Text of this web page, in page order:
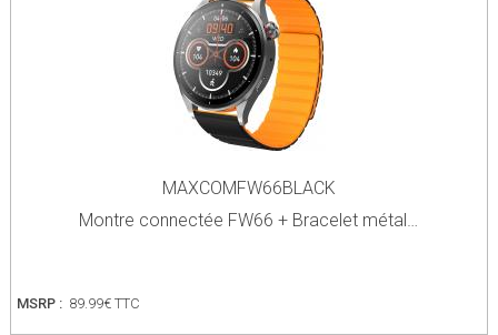
MAXCOMFW66BLACK
Montre connectée FW66 + Bracelet métal…
MSRP : 89.99€ TTC